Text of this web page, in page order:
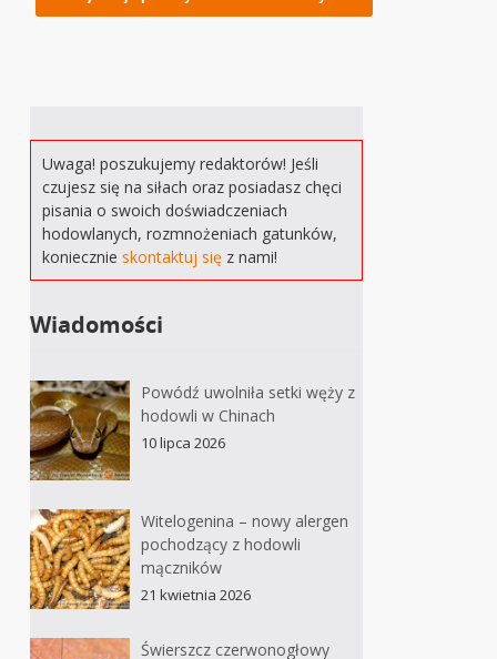
Uwaga! poszukujemy redaktorów! Jeśli
czujesz się na siłach oraz posiadasz chęci
pisania o swoich doświadczeniach
hodowlanych, rozmnożeniach gatunków,
koniecznieskontaktuj się z nami!
Wiadomości
Powódź uwolniła setki węży z
hodowli w Chinach
10 lipca 2026
Witelogenina – nowy alergen
pochodzący z hodowli
mączników
21 kwietnia 2026
Świerszcz czerwonogłowy